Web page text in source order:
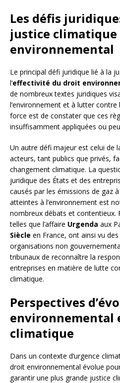
Les défis
justice
environnemental
Le principal défi juridique lié à la
l’effectivité du droit
de nombreux textes juridiques
l’environnement et à lutter
force est de constater que ces
insuffisamment appliquées ou
Un autre défi majeur est celui de
acteurs, tant publics que privés,
changement climatique. La
juridique des États et des
causés par les émissions de gaz
atteintes à l’environnement est
nombreux débats et contentieux.
telles que l’affaire Urgenda aux
Siècle en France, ont ainsi vu
organisations non
tribunaux de reconnaître la
entreprises en matière de lutte
climatique.
Perspectives
environnemental
climatique
Dans un contexte d’urgence
droit environnemental évolue
garantir une plus grande justice